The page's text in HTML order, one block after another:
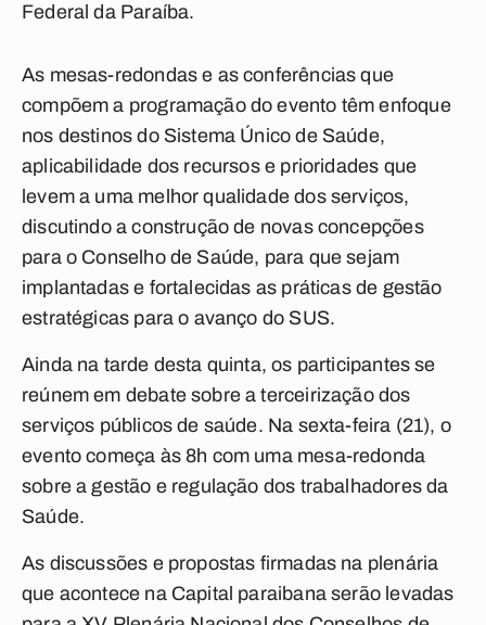
Federal da Paraíba.
As mesas-redondas e as conferências que
compõem a programação do evento têm enfoque
nos destinos do Sistema Único de Saúde,
aplicabilidade dos recursos e prioridades que
levem a uma melhor qualidade dos serviços,
discutindo a construção de novas concepções
para o Conselho de Saúde, para que sejam
implantadas e fortalecidas as práticas de gestão
estratégicas para o avanço do SUS.
Ainda na tarde desta quinta, os participantes se
reúnem em debate sobre a terceirização dos
serviços públicos de saúde. Na sexta-feira (21), o
evento começa às 8h com uma mesa-redonda
sobre a gestão e regulação dos trabalhadores da
Saúde.
As discussões e propostas firmadas na plenária
que acontece na Capital paraibana serão levadas